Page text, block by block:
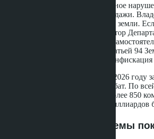
Помимо штрафов, подтверждённое
процедуру принудительной продажи.
дней до одного года на продажу земли.
требование, генеральный директор
получает право продать землю
основа - статья 99 в связке со статьей 94
В крайних случаях возможна
На островах Самуи и Панган в 2026 году
на сумму более 200 миллионов бат. По
ответственности привлечены более 850
государству оценивается в 15 миллиардов
Четыре легальные схемы